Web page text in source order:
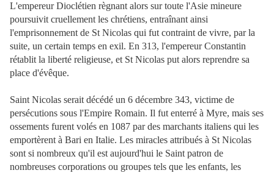
L'empereur Dioclétien règnant alors sur toute l'Asie mineure
poursuivit cruellement les chrétiens, entraînant ainsi
l'emprisonnement de St Nicolas qui fut contraint de vivre, par la
suite, un certain temps en exil. En 313, l'empereur Constantin
rétablit la liberté religieuse, et St Nicolas put alors reprendre sa
place d'évêque.
Saint Nicolas serait décédé un 6 décembre 343, victime de
persécutions sous l'Empire Romain. Il fut enterré à Myre, mais ses
ossements furent volés en 1087 par des marchants italiens qui les
emportèrent à Bari en Italie. Les miracles attribués à St Nicolas
sont si nombreux qu'il est aujourd'hui le Saint patron de
nombreuses corporations ou groupes tels que les enfants, les